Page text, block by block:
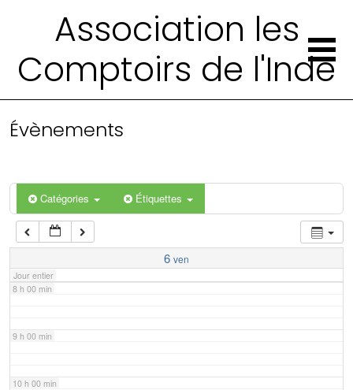
Association les
Comptoirs de l'Inde
Évènements
Catégories Étiquettes
6 ven
Jour entier
4 h 00 min
6 h 00 min
7 h 00 min
8 h 00 min
9 h 00 min
10 h 00 min